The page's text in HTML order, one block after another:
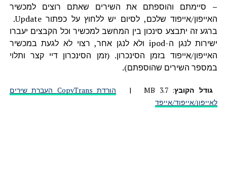
– סיימתם והוספתם את השירים שאתם רוצים למכשיר
האייפון/אייפוד שלכם, לסיום יש ללחוץ על כפתור Update.
ברגע זה יתבצע סינכון בין המחשב למכשיר וכל הקבצים יעברו
ישירות לנגן ה-ipod ולא לנגן אחר, רצוי לא לגעת במכשיר
האייפון/אייפוד בזמן הסינכרון. (זמן הסינכרון דיי קצר ותלוי
במספר השירים שהוספתם).
גודל הקובץ: 3.7 MB
|
הורדת CopyTrans העברת שירים
לאייפון/אייפוד/אייפד